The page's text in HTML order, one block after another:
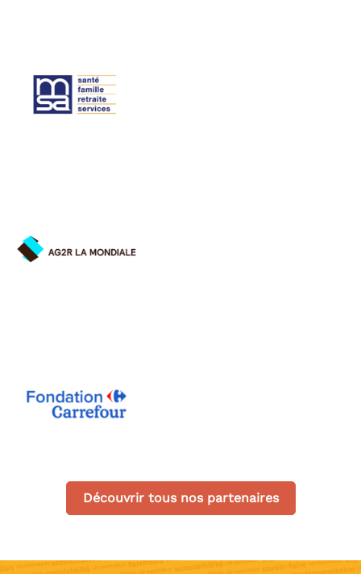
Découvrir tous nos partenaires